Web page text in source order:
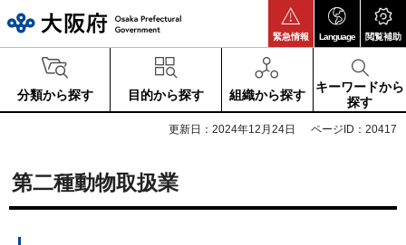
緊急情報 Language 閲覧補助
分類から探す 目的から探す 組織から探す
キーワードから
探す
更新日：2024年12月24日 ページID：20417
第二種動物取扱業